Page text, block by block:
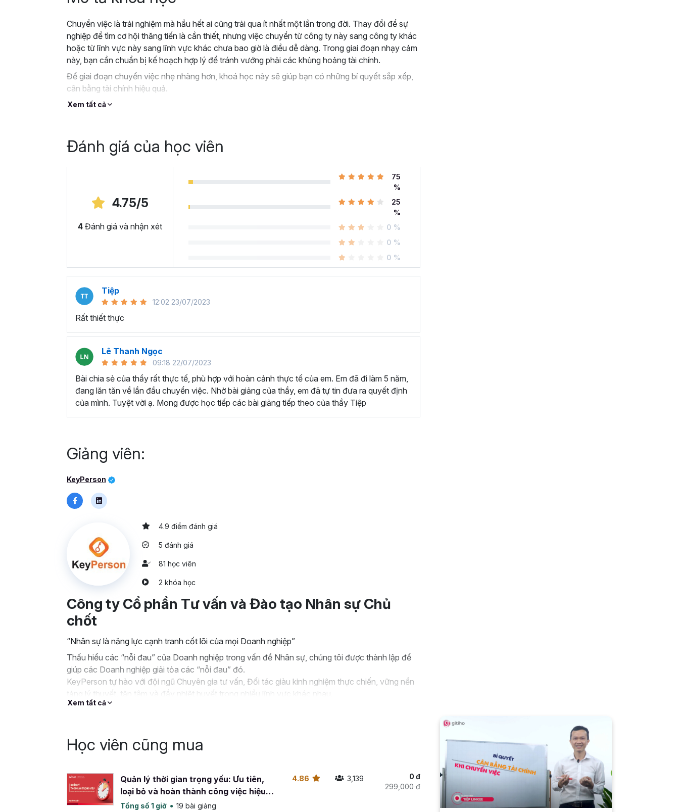
Chuyển việc là trải nghiệm mà hầu hết ai cũng trải qua ít nhất một lần trong đời. Thay đổi để sự
nghiệp để tìm cơ hội thăng tiến là cần thiết, nhưng việc chuyển từ công ty này sang công ty khác
hoặc từ lĩnh vực này sang lĩnh vực khác chưa bao giờ là điều dễ dàng. Trong giai đoạn nhạy cảm
này, bạn cần chuẩn bị kế hoạch hợp lý để tránh vướng phải các khủng hoảng tài chính.
Để giai đoạn chuyển việc nhẹ nhàng hơn, khoá học này sẽ giúp bạn có những bí quyết sắp xếp,
cân bằng tài chính hiệu quả.
Xem tất cả
Đánh giá của học viên
4.75/5
4 Đánh giá và nhận xét
75
%
25
%
0 %
0 %
0 %
Tiệp
12:02 23/07/2023
Rất thiết thực
Lê Thanh Ngọc
09:18 22/07/2023
Bài chia sẻ của thầy rất thực tế, phù hợp với hoàn cảnh thực tế của em. Em đã đi làm 5 năm,
đang lăn tăn về lần đầu chuyển việc. Nhờ bài giảng của thầy, em đã tự tin đưa ra quyết định
của mình. Tuyệt vời ạ. Mong được học tiếp các bài giảng tiếp theo của thầy Tiệp
Giảng viên:
KeyPerson
4.9 điểm đánh giá
5 đánh giá
81 học viên
2 khóa học
Công ty Cổ phần Tư vấn và Đào tạo Nhân sự Chủ
chốt
“Nhân sự là năng lực cạnh tranh cốt lõi của mọi Doanh nghiệp”
Thấu hiểu các “nỗi đau” của Doanh nghiệp trong vấn đề Nhân sự, chúng tôi được thành lập để
giúp các Doanh nghiệp giải tỏa các “nỗi đau” đó.
KeyPerson tự hào với đội ngũ Chuyên gia tư vấn, Đối tác giàu kinh nghiệm thực chiến, vững nền
tảng lý thuyết, tận tâm và đầy nhiệt huyết trong nhiều lĩnh vực khác nhau.
Xem tất cả
Học viên cũng mua
Quản lý thời gian trọng yếu: Ưu tiên,
loại bỏ và hoàn thành công việc hiệu
quả
Tổng số 1 giờ 19 bài giảng
4.86 3,139
0 đ
299,000 đ